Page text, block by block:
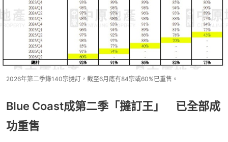
2026年第二季錄140宗撻訂，截至6月底有84宗或60%已重售。
Blue Coast成第二季「撻訂王」 已全部成
功重售